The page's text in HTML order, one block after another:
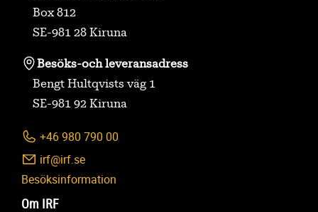
Box 812
SE-981 28 Kiruna
Besöks-och leveransadress
Bengt Hultqvists väg 1
SE-981 92 Kiruna
+46 980 790 00
irf@irf.se
Besöksinformation
Om IRF